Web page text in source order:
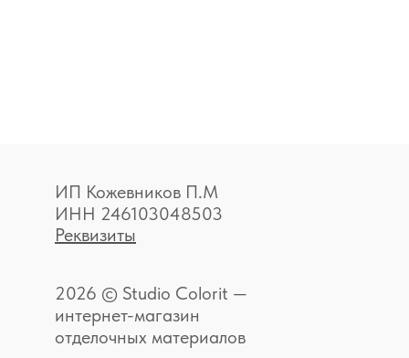
ИП Кожевников П.М
ИНН 246103048503
Реквизиты
2026 © Studio Colorit —
интернет-магазин
отделочных материалов